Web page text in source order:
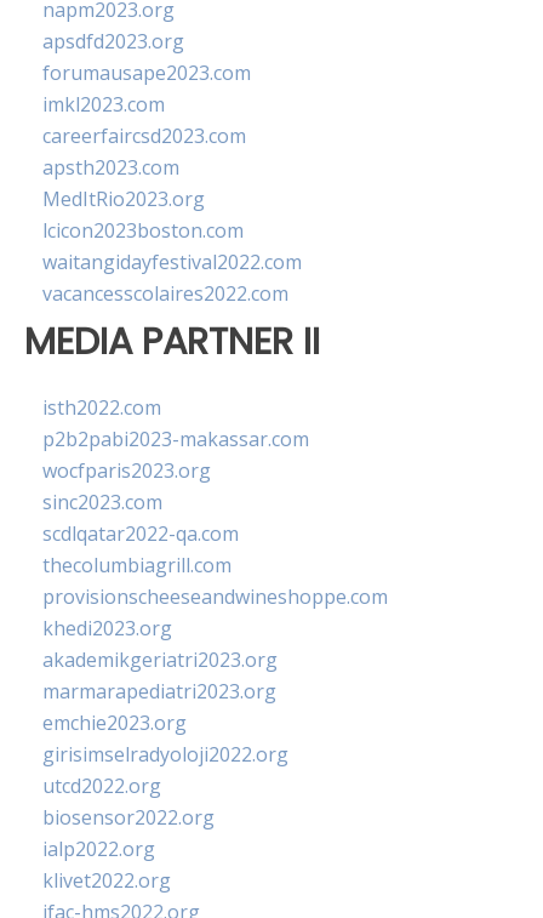
napm2023.org
apsdfd2023.org
forumausape2023.com
imkl2023.com
careerfaircsd2023.com
apsth2023.com
MedItRio2023.org
lcicon2023boston.com
waitangidayfestival2022.com
vacancesscolaires2022.com
MEDIA PARTNER II
isth2022.com
p2b2pabi2023-makassar.com
wocfparis2023.org
sinc2023.com
scdlqatar2022-qa.com
thecolumbiagrill.com
provisionscheeseandwineshoppe.com
khedi2023.org
akademikgeriatri2023.org
marmarapediatri2023.org
emchie2023.org
girisimselradyoloji2022.org
utcd2022.org
biosensor2022.org
ialp2022.org
klivet2022.org
ifac-hms2022.org